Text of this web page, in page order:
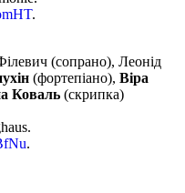
.
(сопрано), Леонід
(фортепіано), Віра
Коваль (скрипка)
.